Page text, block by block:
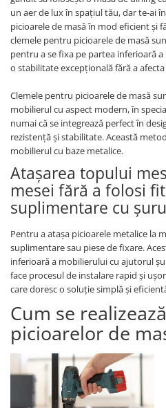
un aer de lux în spațiul tău, dar te-ai
picioarele de masă în mod eficient și
clemele pentru picioarele de masă
pentru a se fixa pe partea inferioară
o stabilitate excepțională fără a
Clemele pentru picioarele de masă
mobilierul cu aspect modern, în
numai că se integrează perfect în
rezistență și stabilitate. Această
mobilierul cu baze metalice.
Atașarea topului
mesei fără a folosi
suplimentare cu
Pentru a atașa picioarele metalice la
suplimentare sau piese de fixare.
inferioară a mobilierului cu ajutorul
face procesul de instalare rapid și
care doresc o soluție simplă și
Cum se
picioarelor de